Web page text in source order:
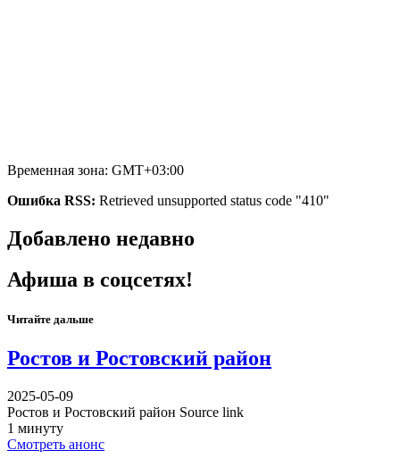
Временная зона: GMT+03:00
Ошибка RSS: Retrieved unsupported status code "410"
Добавлено недавно
Афиша в соцсетях!
Читайте дальше
Ростов и Ростовский район
2025-05-09
Ростов и Ростовский район Source link
1 минуту
Смотреть анонс